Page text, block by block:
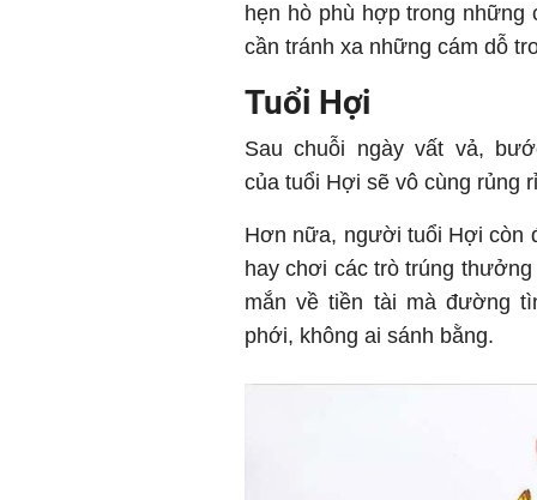
hẹn hò phù hợp trong
cần tránh xa những cám dỗ
Tuổi Hợi
Sau chuỗi ngày vất vả,
của tuổi Hợi sẽ vô cùng rủng
Hơn nữa, người tuổi Hợi còn
hay chơi các trò trúng
mắn về tiền tài mà đường
phới, không ai sánh bằng.